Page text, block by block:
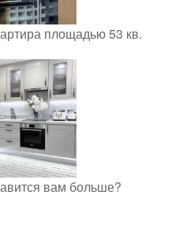
площадью 53 кв.
вам больше?